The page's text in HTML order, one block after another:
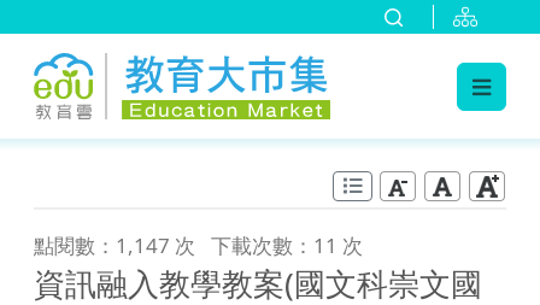
點閱數：1,147 次 下載次數：11 次
資訊融入教學教案(國文科崇文國